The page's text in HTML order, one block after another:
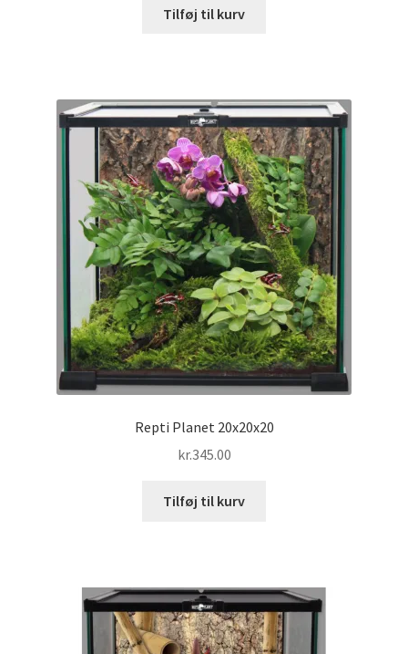
Tilføj til kurv
Repti Planet 20x20x20
kr.345.00
Tilføj til kurv